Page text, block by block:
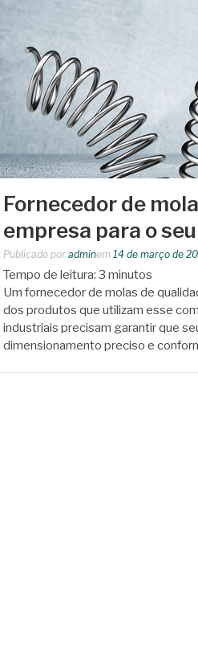
Fornecedor de
empresa para o
Publicado por adminem 14 de março de
Tempo de leitura: 3 minutos
Um fornecedor de molas de
dos produtos que utilizam esse
industriais precisam garantir que
dimensionamento preciso e